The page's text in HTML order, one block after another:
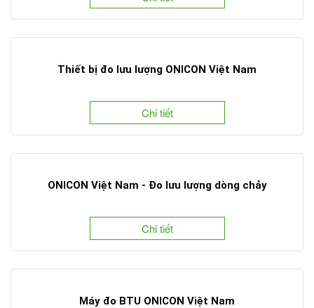
Thiết bị đo lưu lượng ONICON Việt Nam
Chi tiết
ONICON Việt Nam - Đo lưu lượng dòng chảy
Chi tiết
Máy đo BTU ONICON Việt Nam